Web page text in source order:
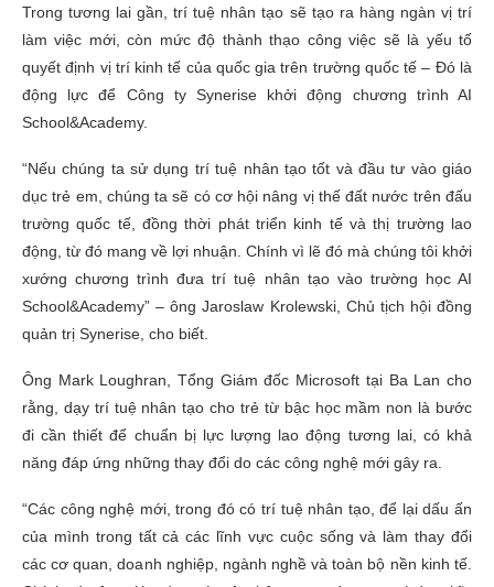
Trong tương lai gần, trí tuệ nhân tạo sẽ tạo ra hàng ngàn vị trí
làm việc mới, còn mức độ thành thạo công việc sẽ là yếu tố
quyết định vị trí kinh tế của quốc gia trên trường quốc tế – Đó là
động lực để Công ty Synerise khởi động chương trình AI
School&Academy.
“Nếu chúng ta sử dụng trí tuệ nhân tạo tốt và đầu tư vào giáo
dục trẻ em, chúng ta sẽ có cơ hội nâng vị thế đất nước trên đấu
trường quốc tế, đồng thời phát triển kinh tế và thị trường lao
động, từ đó mang về lợi nhuận. Chính vì lẽ đó mà chúng tôi khởi
xướng chương trình đưa trí tuệ nhân tạo vào trường học AI
School&Academy” – ông Jaroslaw Krolewski, Chủ tịch hội đồng
quản trị Synerise, cho biết.
Ông Mark Loughran, Tổng Giám đốc Microsoft tại Ba Lan cho
rằng, dạy trí tuệ nhân tạo cho trẻ từ bậc học mầm non là bước
đi cần thiết để chuẩn bị lực lượng lao động tương lai, có khả
năng đáp ứng những thay đổi do các công nghệ mới gây ra.
“Các công nghệ mới, trong đó có trí tuệ nhân tạo, để lại dấu ấn
của mình trong tất cả các lĩnh vực cuộc sống và làm thay đổi
các cơ quan, doanh nghiệp, ngành nghề và toàn bộ nền kinh tế.